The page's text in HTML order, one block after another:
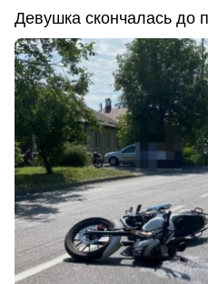
Девушка скончалась до